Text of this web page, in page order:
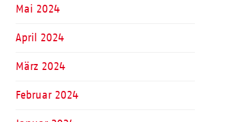
Mai 2024
April 2024
März 2024
Februar 2024